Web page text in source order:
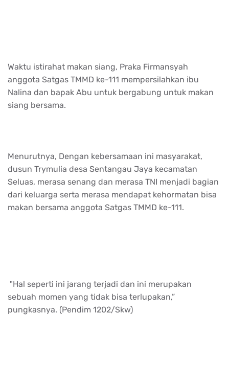
Waktu istirahat makan siang, Praka Firmansyah
anggota Satgas TMMD ke-111 mempersilahkan ibu
Nalina dan bapak Abu untuk bergabung untuk makan
siang bersama.
Menurutnya, Dengan kebersamaan ini masyarakat,
dusun Trymulia desa Sentangau Jaya kecamatan
Seluas, merasa senang dan merasa TNI menjadi bagian
dari keluarga serta merasa mendapat kehormatan bisa
makan bersama anggota Satgas TMMD ke-111.
"Hal seperti ini jarang terjadi dan ini merupakan
sebuah momen yang tidak bisa terlupakan,”
pungkasnya. (Pendim 1202/Skw)